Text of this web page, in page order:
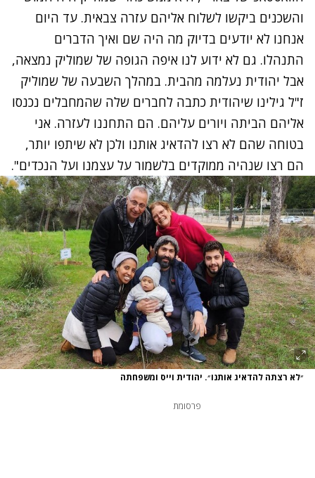
והשכנים ביקשו לשלוח אליהם עזרה צבאית. עד היום
אנחנו לא יודעים בדיוק מה היה שם ואיך הדברים
התנהלו. גם לא ידוע לנו איפה הגופה של שמוליק נמצאה,
אבל יהודית נעלמה מהבית. במהלך השבעה של שמוליק
ז"ל גילינו שיהודית כתבה לחברים שלה שהמחבלים נכנסו
אליהם הביתה ויורים עליהם. הם התחננו לעזרה. אני
בטוחה שהם לא רצו להדאיג אותנו ולכן לא שיתפו יותר,
הם רצו שנהיה ממוקדים בלשמור על עצמנו ועל הנכדים".
״לא רצתה להדאיג אותנו״. יהודית וייס ומשפחתה
פרסומת